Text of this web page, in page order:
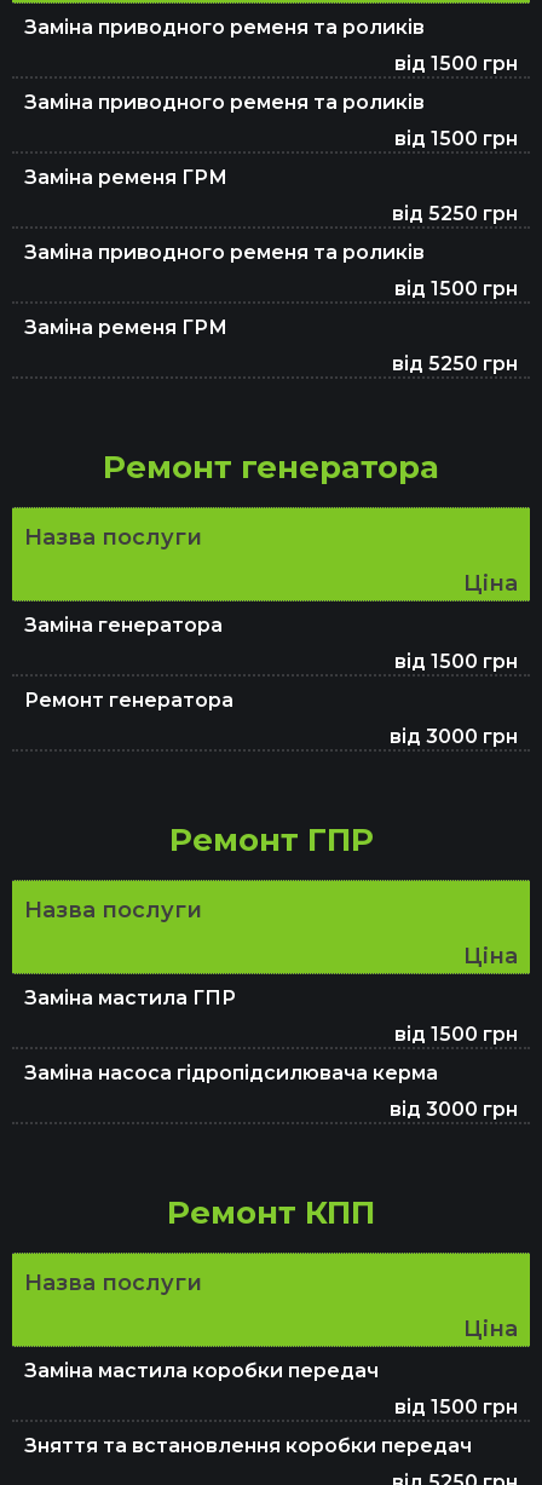
Заміна приводного ременя та роликів
від 1500 грн
Заміна приводного ременя та роликів
від 1500 грн
Заміна ременя ГРМ
від 5250 грн
Заміна приводного ременя та роликів
від 1500 грн
Заміна ременя ГРМ
від 5250 грн
Ремонт генератора
Назва послуги
Ціна
Заміна генератора
від 1500 грн
Ремонт генератора
від 3000 грн
Ремонт ГПР
Назва послуги
Ціна
Заміна мастила ГПР
від 1500 грн
Заміна насоса гідропідсилювача керма
від 3000 грн
Ремонт КПП
Назва послуги
Ціна
Заміна мастила коробки передач
від 1500 грн
Зняття та встановлення коробки передач